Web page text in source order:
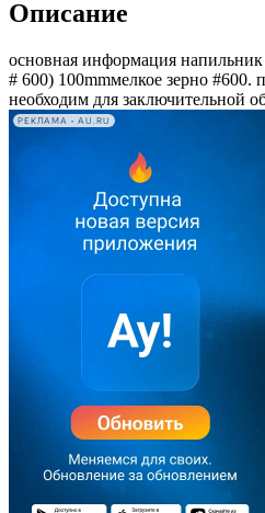
Описание
основная информация
# 600) 100mmмелкое зерно #600.
необходим для заключительной
РЕКЛАМА • AU.RU